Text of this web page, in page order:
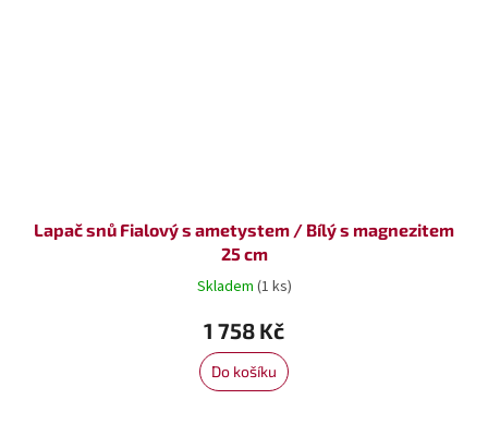
Lapač snů Fialový s ametystem / Bílý s magnezitem
25 cm
Skladem (1 ks)
1 758 Kč
Do košíku